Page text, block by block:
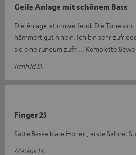
Geile Anlage mit schönem Bass
Die Anlage ist umwerfend. Die Töne sind
hämmert gut hinein. Ich bin sehr
sie eine rundum zufri
Komplette
Irmhild D.
Finger 23
Satte Bässe klare Höhen, erste Sahne.
Markus H.